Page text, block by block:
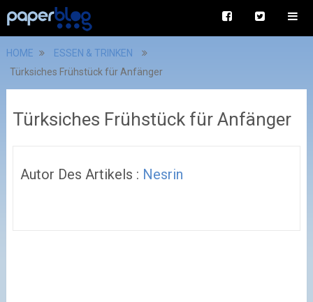
HOME
ESSEN & TRINKEN
Türksiches Frühstück für Anfänger
Türksiches Frühstück für Anfänger
Autor Des Artikels : Nesrin